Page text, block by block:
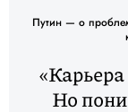
Путин — о
Но